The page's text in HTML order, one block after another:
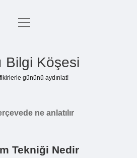
Anasayfa
Yasal Uyarı
menüyü
Bilgi Köşesi
gününü aydınlat!
ne anlatılır
Tekniği Nedir